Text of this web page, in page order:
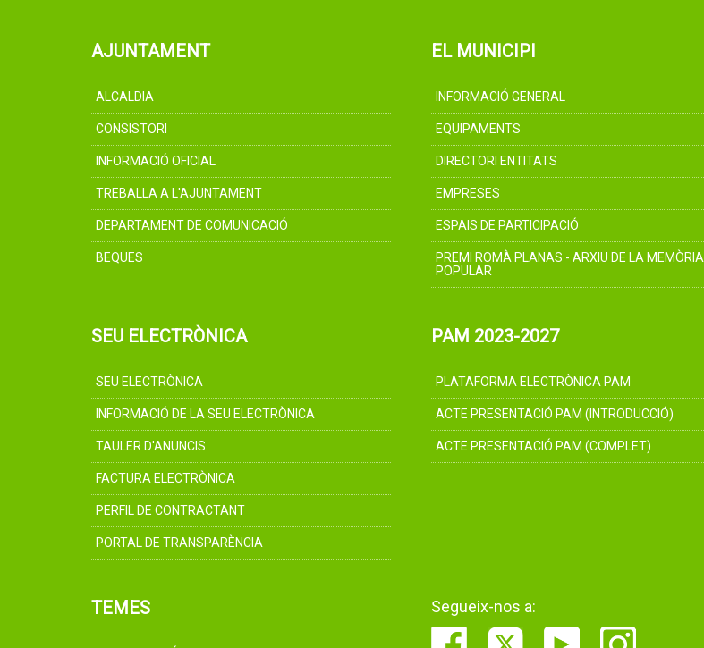
AJUNTAMENT
ALCALDIA
CONSISTORI
INFORMACIÓ OFICIAL
TREBALLA A L'AJUNTAMENT
DEPARTAMENT DE COMUNICACIÓ
BEQUES
EL MUNICIPI
INFORMACIÓ GENERAL
EQUIPAMENTS
DIRECTORI ENTITATS
EMPRESES
ESPAIS DE PARTICIPACIÓ
PREMI ROMÀ PLANAS - ARXIU DE LA MEMÒRIA
POPULAR
SEU ELECTRÒNICA
SEU ELECTRÒNICA
INFORMACIÓ DE LA SEU ELECTRÒNICA
TAULER D'ANUNCIS
FACTURA ELECTRÒNICA
PERFIL DE CONTRACTANT
PORTAL DE TRANSPARÈNCIA
PAM 2023-2027
PLATAFORMA ELECTRÒNICA PAM
ACTE PRESENTACIÓ PAM (INTRODUCCIÓ)
ACTE PRESENTACIÓ PAM (COMPLET)
TEMES Segueix-nos a: